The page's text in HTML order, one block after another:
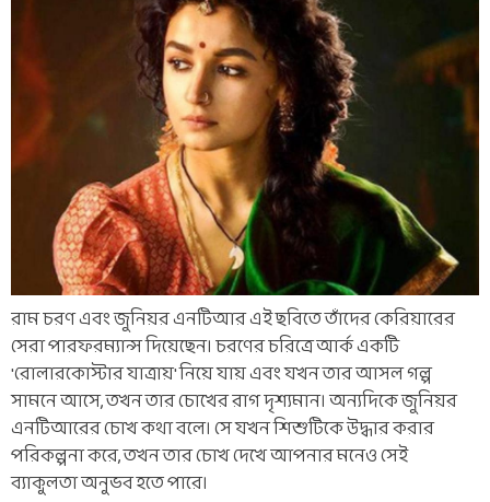
রাম চরণ এবং জুনিয়র এনটিআর এই ছবিতে তাঁদের কেরিয়ারের
সেরা পারফরম্যান্স দিয়েছেন। চরণের চরিত্রে আর্ক একটি
'রোলারকোস্টার যাত্রায়' নিয়ে যায় এবং যখন তার আসল গল্প
সামনে আসে, তখন তার চোখের রাগ দৃশ্যমান। অন্যদিকে জুনিয়র
এনটিআরের চোখ কথা বলে। সে যখন শিশুটিকে উদ্ধার করার
পরিকল্পনা করে, তখন তার চোখ দেখে আপনার মনেও সেই
ব্যাকুলতা অনুভব হতে পারে।